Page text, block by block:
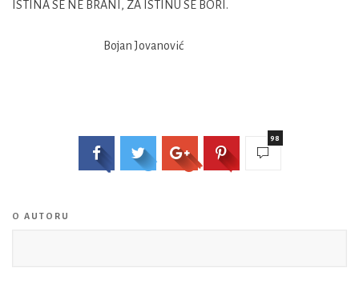
ISTINA SE NE BRANI, ZA ISTINU SE BORI.
Bojan Jovanović
98
O AUTORU